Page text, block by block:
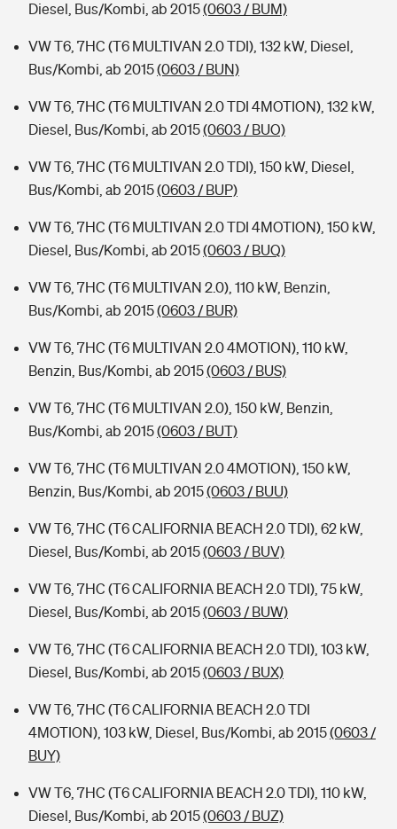
Diesel, Bus/Kombi, ab 2015(0603 / BUM)
VW T6, 7HC (T6 MULTIVAN 2.0 TDI), 132 kW, Diesel,
Bus/Kombi, ab 2015(0603 / BUN)
VW T6, 7HC (T6 MULTIVAN 2.0 TDI 4MOTION), 132 kW,
Diesel, Bus/Kombi, ab 2015(0603 / BUO)
VW T6, 7HC (T6 MULTIVAN 2.0 TDI), 150 kW, Diesel,
Bus/Kombi, ab 2015(0603 / BUP)
VW T6, 7HC (T6 MULTIVAN 2.0 TDI 4MOTION), 150 kW,
Diesel, Bus/Kombi, ab 2015(0603 / BUQ)
VW T6, 7HC (T6 MULTIVAN 2.0), 110 kW, Benzin,
Bus/Kombi, ab 2015(0603 / BUR)
VW T6, 7HC (T6 MULTIVAN 2.0 4MOTION), 110 kW,
Benzin, Bus/Kombi, ab 2015(0603 / BUS)
VW T6, 7HC (T6 MULTIVAN 2.0), 150 kW, Benzin,
Bus/Kombi, ab 2015(0603 / BUT)
VW T6, 7HC (T6 MULTIVAN 2.0 4MOTION), 150 kW,
Benzin, Bus/Kombi, ab 2015(0603 / BUU)
VW T6, 7HC (T6 CALIFORNIA BEACH 2.0 TDI), 62 kW,
Diesel, Bus/Kombi, ab 2015(0603 / BUV)
VW T6, 7HC (T6 CALIFORNIA BEACH 2.0 TDI), 75 kW,
Diesel, Bus/Kombi, ab 2015(0603 / BUW)
VW T6, 7HC (T6 CALIFORNIA BEACH 2.0 TDI), 103 kW,
Diesel, Bus/Kombi, ab 2015(0603 / BUX)
VW T6, 7HC (T6 CALIFORNIA BEACH 2.0 TDI
4MOTION), 103 kW, Diesel, Bus/Kombi, ab 2015(0603 /
BUY)
VW T6, 7HC (T6 CALIFORNIA BEACH 2.0 TDI), 110 kW,
Diesel, Bus/Kombi, ab 2015(0603 / BUZ)